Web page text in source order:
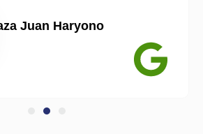
Juan Haryono